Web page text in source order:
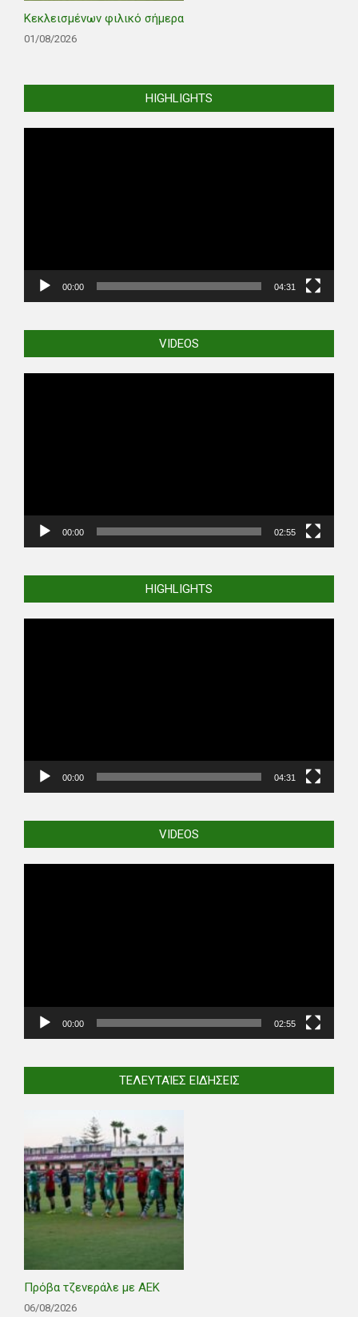
Κεκλεισμένων φιλικό σήμερα
01/08/2026
HIGHLIGHTS
00:00 04:31
VIDEOS
00:00 02:55
HIGHLIGHTS
00:00 04:31
VIDEOS
00:00 02:55
ΤΕΛΕΥΤΑΊΕΣ ΕΙΔΉΣΕΙΣ
Πρόβα τζενεράλε με ΑΕΚ
06/08/2026